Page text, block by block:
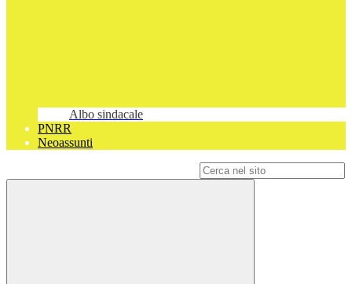
Albo sindacale
PNRR
Neoassunti